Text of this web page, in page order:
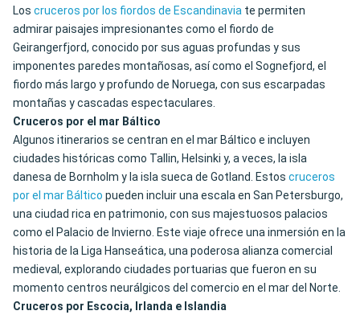
Los cruceros por los fiordos de Escandinavia te permiten
admirar paisajes impresionantes como el fiordo de
Geirangerfjord, conocido por sus aguas profundas y sus
imponentes paredes montañosas, así como el Sognefjord, el
fiordo más largo y profundo de Noruega, con sus escarpadas
montañas y cascadas espectaculares.
Cruceros por el mar Báltico
Algunos itinerarios se centran en el mar Báltico e incluyen
ciudades históricas como Tallin, Helsinki y, a veces, la isla
danesa de Bornholm y la isla sueca de Gotland. Estos cruceros
por el mar Báltico pueden incluir una escala en San Petersburgo,
una ciudad rica en patrimonio, con sus majestuosos palacios
como el Palacio de Invierno. Este viaje ofrece una inmersión en la
historia de la Liga Hanseática, una poderosa alianza comercial
medieval, explorando ciudades portuarias que fueron en su
momento centros neurálgicos del comercio en el mar del Norte.
Cruceros por Escocia, Irlanda e Islandia